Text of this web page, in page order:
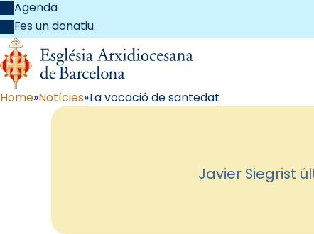
Agenda
Fes un donatiu
Home Notícies La vocació de santedat
Javier Siegrist